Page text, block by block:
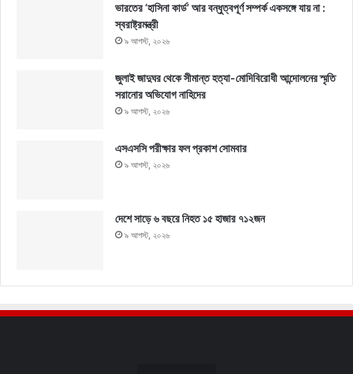
ভারতের ‘হাসিনা কার্ড’ আর বন্ধুত্বপূর্ণ সম্পর্ক একসঙ্গে যায় না :
স্বরাষ্ট্রমন্ত্রী
৯ আগস্ট, ২০২৬
জুলাই জাদুঘর থেকে সীমান্ত হত্যা-মোদিবিরোধী আন্দোলনের স্মৃতি
সরানোর অভিযোগ নাহিদের
৯ আগস্ট, ২০২৬
এসএসসি পরীক্ষার ফল প্রকাশ সোমবার
৯ আগস্ট, ২০২৬
দেশে সাড়ে ৬ বছরে নিহত ১৫ হাজার ৭১২জন
৯ আগস্ট, ২০২৬